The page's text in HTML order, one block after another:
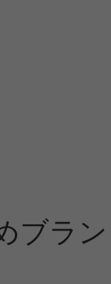
ブラ